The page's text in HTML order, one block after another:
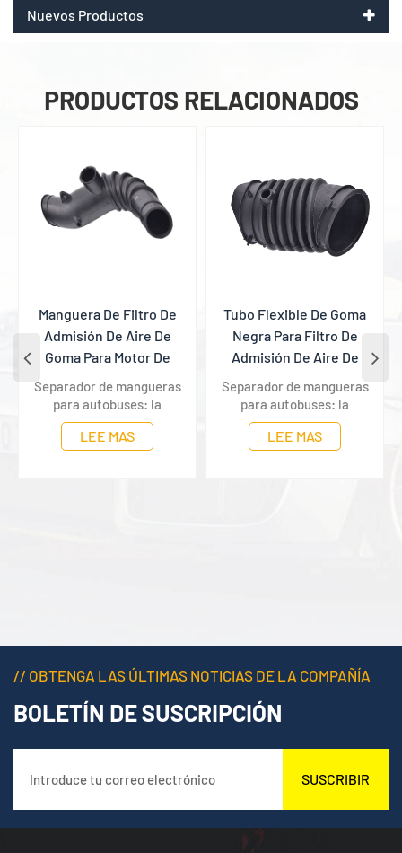
Nuevos Productos
PRODUCTOS RELACIONADOS
Tubo Flexible De Goma
Negra Para Filtro De
Admisión De Aire De
Motor De Coche
Separador de mangueras
para autobuses: la
solución definitiva para
mantener el aire limpio y
LEE MAS
Manguera De Admisión
De Aire Corrugada De
Goma Para Motor De
Automóvil
Separador de mangueras
para autobuses: la
solución definitiva para
mantener el aire limpio y
LEE MAS
// OBTENGA LAS ÚLTIMAS NOTICIAS DE LA COMPAÑÍA
BOLETÍN DE SUSCRIPCIÓN
SUSCRIBIR